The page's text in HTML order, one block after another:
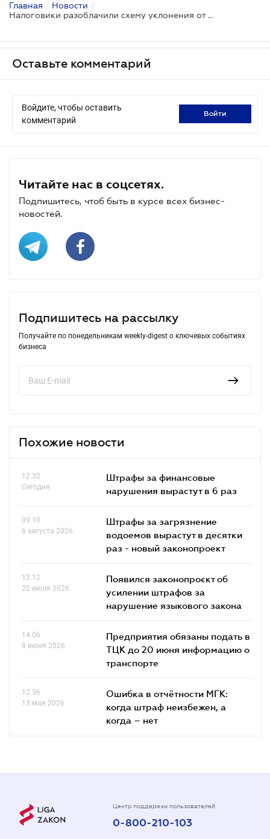
Главная / Новости /
Налоговики разоблачили схему уклонения от уплаты налогов физлицом в сумме 9,3 млн грн
Оставьте комментарий
Войдите, чтобы оставить
комментарий
войти
Читайте нас в соцсетях.
Подпишитесь, чтоб быть в курсе всех бизнес-
новостей.
Подпишитесь на рассылку
Получайте по понедельникам weekly-digest о ключевых событиях
бизнеса
Похожие новости
12.32
Сегодня
Штрафы за финансовые
нарушения вырастут в 6 раз
09.10
6 августа 2026
Штрафы за загрязнение
водоемов вырастут в десятки
раз - новый законопроект
12.12
22 июля 2026
Появился законопроєкт об
усилении штрафов за
нарушение языкового закона
14.06
8 июня 2026
Предприятия обязаны подать в
ТЦК до 20 июня информацию о
транспорте
12.36
13 мая 2026
Ошибка в отчётности МГК:
когда штраф неизбежен, а
когда – нет
Центр поддержки пользователей
0-800-210-103